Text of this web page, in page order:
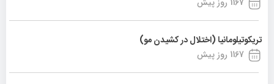
تریکوتیلومانیا (اختلال در کشیدن مو)
1167 روز پیش